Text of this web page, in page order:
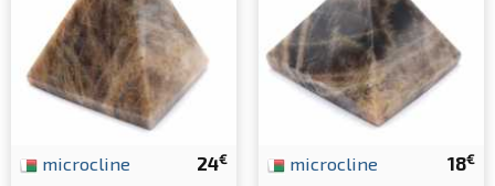
24€
microcline 18€
microcline